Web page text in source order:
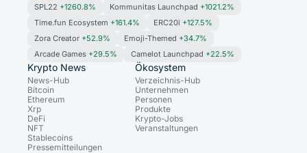
SPL22 +1260.8% Kommunitas Launchpad +1021.2%
Time.fun Ecosystem +161.4% ERC20i +127.5%
Zora Creator +52.9% Emoji-Themed +34.7%
Arcade Games +29.5% Camelot Launchpad +22.5%
Krypto News
News-Hub
Bitcoin
Ethereum
Xrp
DeFi
NFT
Stablecoins
Pressemitteilungen
Ökosystem
Verzeichnis-Hub
Unternehmen
Personen
Produkte
Krypto-Jobs
Veranstaltungen